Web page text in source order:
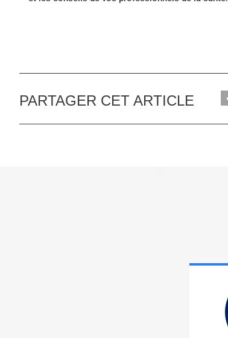
PARTAGER CET ARTICLE